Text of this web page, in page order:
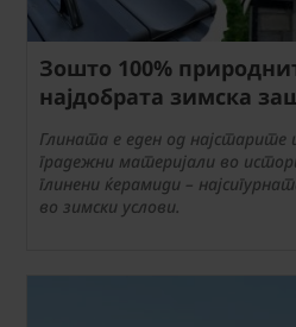
Зошто 100%
најдобрата зимска
Глината е еден од најстарите
градежни материјали во
глинени ќерамиди –
во зимски услови.